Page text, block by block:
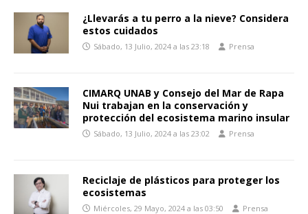
¿Llevarás a tu perro a la nieve? Considera
estos cuidados
Sábado, 13 Julio, 2024 a las 23:18 Prensa
CIMARQ UNAB y Consejo del Mar de Rapa
Nui trabajan en la conservación y
protección del ecosistema marino insular
Sábado, 13 Julio, 2024 a las 23:02 Prensa
Reciclaje de plásticos para proteger los
ecosistemas
Miércoles, 29 Mayo, 2024 a las 03:50 Prensa